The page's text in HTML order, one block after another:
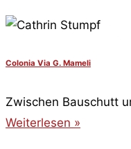
Colonia Via G. Mameli
Zwischen Bauschutt
Weiterlesen »